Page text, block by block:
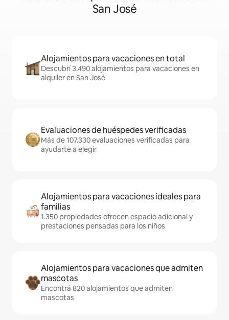
San José
Alojamientos para vacaciones en total
Descubrí 3.490 alojamientos para vacaciones en
alquiler en San José
Evaluaciones de huéspedes verificadas
Más de 107.330 evaluaciones verificadas para
ayudarte a elegir
Alojamientos para vacaciones ideales para
familias
1.350 propiedades ofrecen espacio adicional y
prestaciones pensadas para los niños
Alojamientos para vacaciones que admiten
mascotas
Encontrá 820 alojamientos que admiten
mascotas